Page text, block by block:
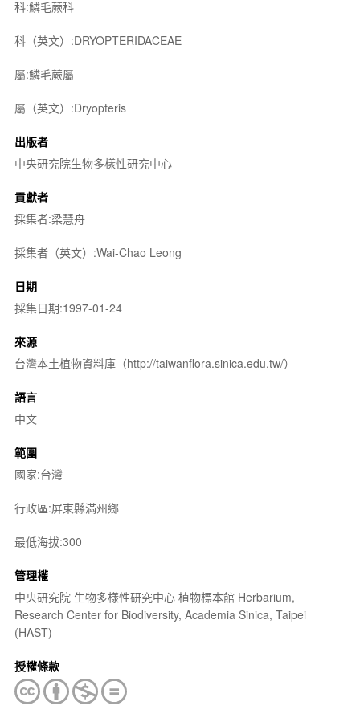
科:鱗毛蕨科
科（英文）:DRYOPTERIDACEAE
屬:鱗毛蕨屬
屬（英文）:Dryopteris
出版者
中央研究院生物多樣性研究中心
貢獻者
採集者:梁慧舟
採集者（英文）:Wai-Chao Leong
日期
採集日期:1997-01-24
來源
台灣本土植物資料庫（http://taiwanflora.sinica.edu.tw/）
語言
中文
範圍
國家:台灣
行政區:屏東縣滿州鄉
最低海拔:300
管理權
中央研究院 生物多樣性研究中心 植物標本館 Herbarium,
Research Center for Biodiversity, Academia Sinica, Taipei
(HAST)
授權條款